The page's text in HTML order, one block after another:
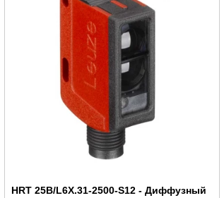
HRT 25B/L6X.31-2500-S12 - Диффузный